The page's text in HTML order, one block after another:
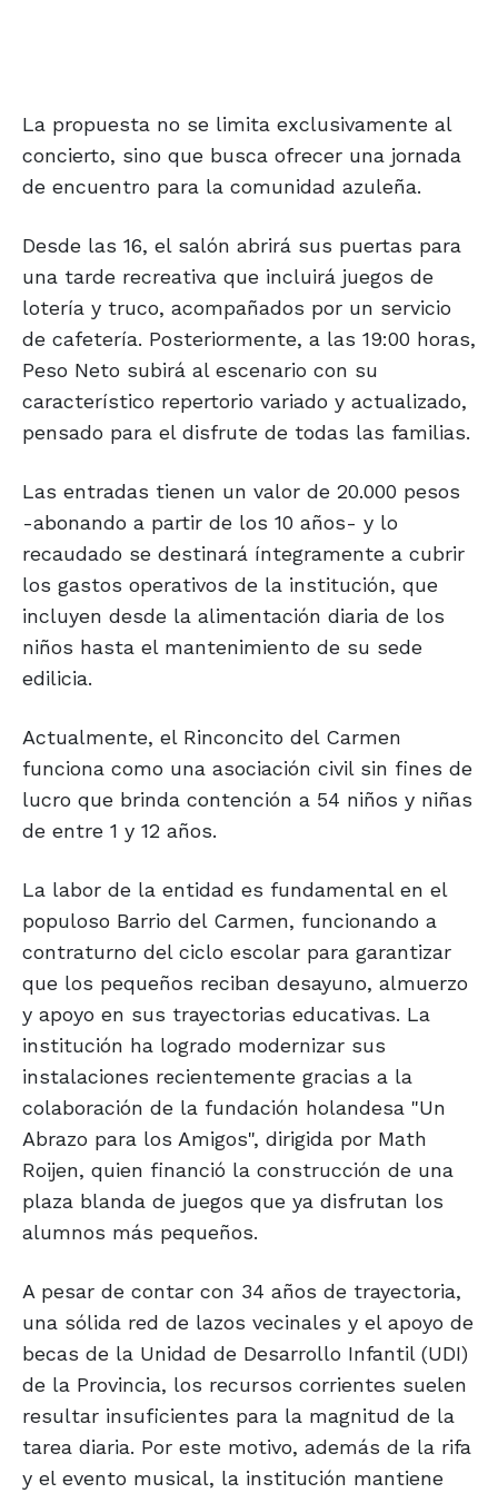
La propuesta no se limita exclusivamente al
concierto, sino que busca ofrecer una jornada
de encuentro para la comunidad azuleña.
Desde las 16, el salón abrirá sus puertas para
una tarde recreativa que incluirá juegos de
lotería y truco, acompañados por un servicio
de cafetería. Posteriormente, a las 19:00 horas,
Peso Neto subirá al escenario con su
característico repertorio variado y actualizado,
pensado para el disfrute de todas las familias.
Las entradas tienen un valor de 20.000 pesos
-abonando a partir de los 10 años- y lo
recaudado se destinará íntegramente a cubrir
los gastos operativos de la institución, que
incluyen desde la alimentación diaria de los
niños hasta el mantenimiento de su sede
edilicia.
Actualmente, el Rinconcito del Carmen
funciona como una asociación civil sin fines de
lucro que brinda contención a 54 niños y niñas
de entre 1 y 12 años.
La labor de la entidad es fundamental en el
populoso Barrio del Carmen, funcionando a
contraturno del ciclo escolar para garantizar
que los pequeños reciban desayuno, almuerzo
y apoyo en sus trayectorias educativas. La
institución ha logrado modernizar sus
instalaciones recientemente gracias a la
colaboración de la fundación holandesa "Un
Abrazo para los Amigos", dirigida por Math
Roijen, quien financió la construcción de una
plaza blanda de juegos que ya disfrutan los
alumnos más pequeños.
A pesar de contar con 34 años de trayectoria,
una sólida red de lazos vecinales y el apoyo de
becas de la Unidad de Desarrollo Infantil (UDI)
de la Provincia, los recursos corrientes suelen
resultar insuficientes para la magnitud de la
tarea diaria. Por este motivo, además de la rifa
y el evento musical, la institución mantiene